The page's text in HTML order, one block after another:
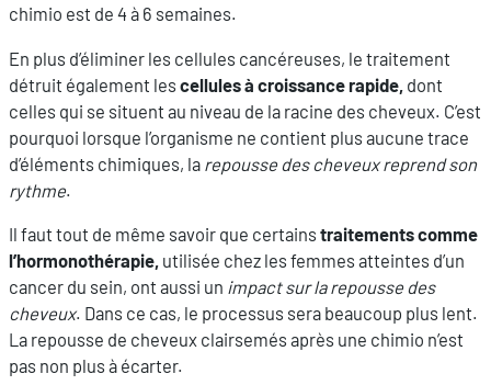
chimio est de 4 à 6 semaines.
En plus d’éliminer les cellules cancéreuses, le traitement
détruit également les cellules à croissance rapide, dont
celles qui se situent au niveau de la racine des cheveux. C’est
pourquoi lorsque l’organisme ne contient plus aucune trace
d’éléments chimiques, la repousse des cheveux reprend son
rythme.
Il faut tout de même savoir que certains traitements comme
l’hormonothérapie, utilisée chez les femmes atteintes d’un
cancer du sein, ont aussi un impact sur la repousse des
cheveux. Dans ce cas, le processus sera beaucoup plus lent.
La repousse de cheveux clairsemés après une chimio n’est
pas non plus à écarter.